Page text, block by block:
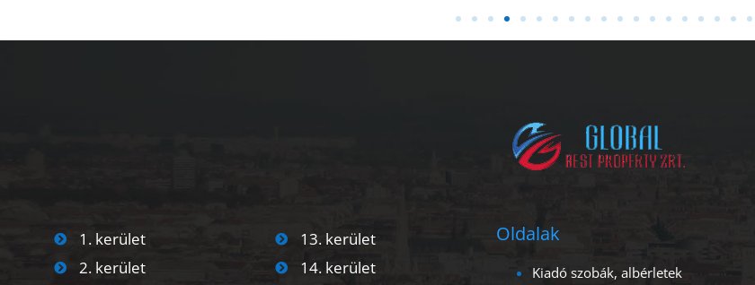
1. kerület
2. kerület
13. kerület
14. kerület
Oldalak
Kiadó szobák, albérletek